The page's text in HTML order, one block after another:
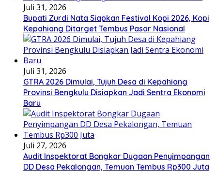
Juli 31, 2026
Bupati Zurdi Nata Siapkan Festival Kopi 2026, Kopi
Kepahiang Ditarget Tembus Pasar Nasional
Juli 31, 2026
GTRA 2026 Dimulai, Tujuh Desa di Kepahiang
Provinsi Bengkulu Disiapkan Jadi Sentra Ekonomi
Baru
Juli 27, 2026
Audit Inspektorat Bongkar Dugaan Penyimpangan
DD Desa Pekalongan, Temuan Tembus Rp300 Juta